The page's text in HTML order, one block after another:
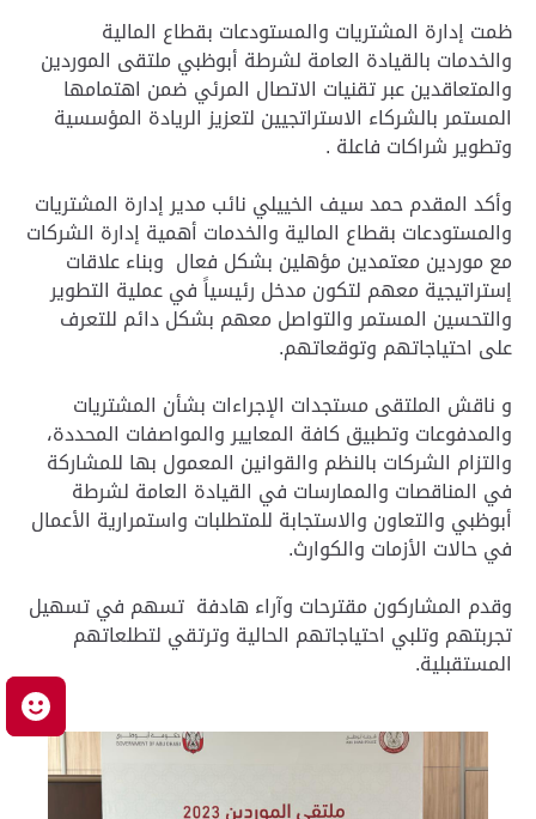
ظمت إدارة المشتريات والمستودعات بقطاع المالية
والخدمات بالقيادة العامة لشرطة أبوظبي ملتقى الموردين
والمتعاقدين عبر تقنيات الاتصال المرئي ضمن اهتمامها
المستمر بالشركاء الاستراتجيين لتعزيز الريادة المؤسسية
وتطوير شراكات فاعلة .
وأكد المقدم حمد سيف الخييلي نائب مدير إدارة المشتريات
والمستودعات بقطاع المالية والخدمات أهمية إدارة الشركات
مع موردين معتمدين مؤهلين بشكل فعال وبناء علاقات
إستراتيجية معهم لتكون مدخل رئيسياً في عملية التطوير
والتحسين المستمر والتواصل معهم بشكل دائم للتعرف
على احتياجاتهم وتوقعاتهم.
و ناقش الملتقى مستجدات الإجراءات بشأن المشتريات
والمدفوعات وتطبيق كافة المعايير والمواصفات المحددة،
والتزام الشركات بالنظم والقوانين المعمول بها للمشاركة
في المناقصات والممارسات في القيادة العامة لشرطة
أبوظبي والتعاون والاستجابة للمتطلبات واستمرارية الأعمال
في حالات الأزمات والكوارث.
وقدم المشاركون مقترحات وآراء هادفة تسهم في تسهيل
تجربتهم وتلبي احتياجاتهم الحالية وترتقي لتطلعاتهم
المستقبلية.